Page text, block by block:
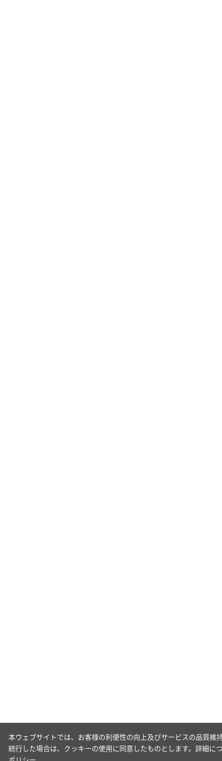
本ウェブサイトでは、お客様の利便性の向上及びサービスの品質
続行した場合は、クッキーの使用に同意したものとします。詳細